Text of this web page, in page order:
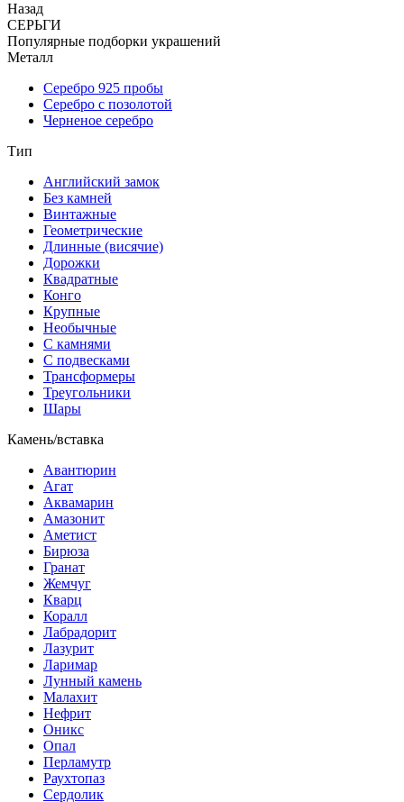
Назад
СЕРЬГИ
Популярные подборки украшений
Металл
Серебро 925 пробы
Серебро с позолотой
Черненое серебро
Тип
Английский замок
Без камней
Винтажные
Геометрические
Длинные (висячие)
Дорожки
Квадратные
Конго
Крупные
Необычные
С камнями
С подвесками
Трансформеры
Треугольники
Шары
Камень/вставка
Авантюрин
Агат
Аквамарин
Амазонит
Аметист
Бирюза
Гранат
Жемчуг
Кварц
Коралл
Лабрадорит
Лазурит
Ларимар
Лунный камень
Малахит
Нефрит
Оникс
Опал
Перламутр
Раухтопаз
Сердолик